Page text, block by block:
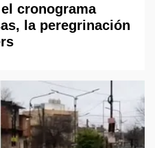
cronograma
la peregrinación